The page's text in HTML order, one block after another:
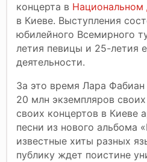
концерта в Национальном
в Киеве. Выступления
юбилейного Всемирного
летия певицы и 25-летия
деятельности.
За это время Лара
20 млн экземпляров
своих концертов в Киеве
песни из нового альбома
известные хиты разных
публику ждет поистине